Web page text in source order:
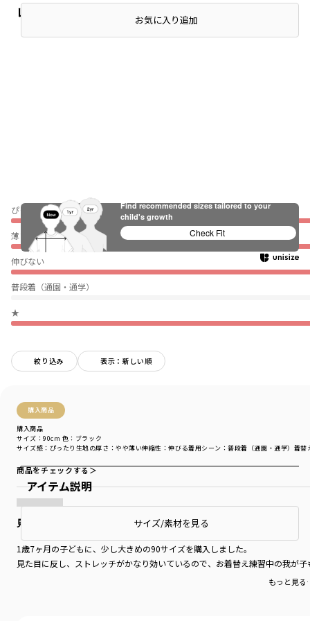
レビュー
ぴったり
薄い
伸びない
普段着（通園・通学）
★
絞り込み 表示：新しい順
購入商品
購入商品
サイズ感 ：ぴったり 生地の厚さ ：やや薄い伸縮性 ：伸びる着用シーン ：普段着（通園・通学） 着替
サイズ：90cm 色：ブラック
商品をチェックする＞
見た目からは想像できないくらいよく伸びる
1歳7ヶ月の子どもに、少し大きめの90サイズを購入しました。
見た目に反し、ストレッチがかなり効いているので、お着替え練習中の我が
もっと見
お気に入り追加
アイテム説明
サイズ/素材を見る
Find recommended sizes tailored to your
child's growth
Check Fit